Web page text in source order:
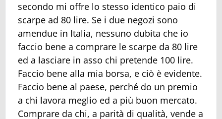
secondo mi offre lo stesso identico paio di
scarpe ad 80 lire. Se i due negozi sono
amendue in Italia, nessuno dubita che io
faccio bene a comprare le scarpe da 80 lire
ed a lasciare in asso chi pretende 100 lire.
Faccio bene alla mia borsa, e ciò è evidente.
Faccio bene al paese, perché do un premio
a chi lavora meglio ed a più buon mercato.
Comprare da chi, a parità di qualità, vende a